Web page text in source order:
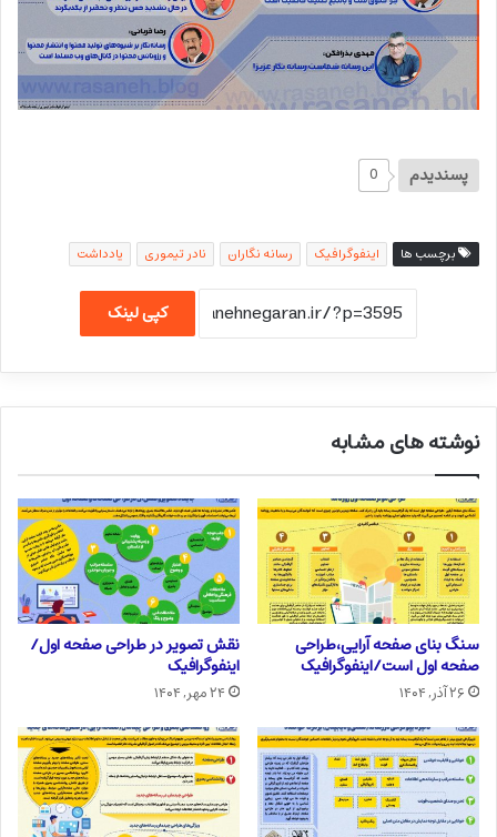
پسندیدم 0
برچسب ها اینفوگرافیک رسانه نگاران نادر تیموری یادداشت
کپی لینک
نوشته های مشابه
سنگ بنای صفحه آرایی،طراحی
صفحه اول است/اینفوگرافیک
۲۶ آذر, ۱۴۰۴
نقش تصویر در طراحی صفحه اول/
اینفوگرافیک
۲۴ مهر, ۱۴۰۴